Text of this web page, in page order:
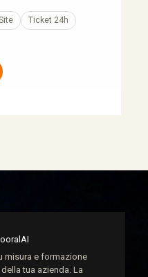
Ticket 24h
misura e formazione
tua azienda. La